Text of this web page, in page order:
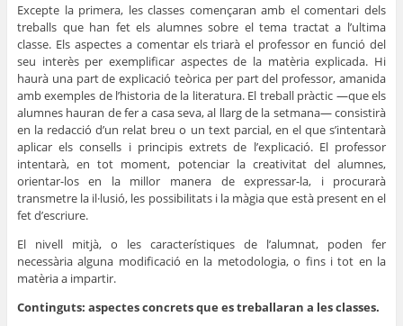
Excepte la primera, les classes començaran amb el comentari dels
treballs que han fet els alumnes sobre el tema tractat a l’ultima
classe. Els aspectes a comentar els triarà el professor en funció del
seu interès per exemplificar aspectes de la matèria explicada. Hi
haurà una part de explicació teòrica per part del professor, amanida
amb exemples de l’historia de la literatura. El treball pràctic —que els
alumnes hauran de fer a casa seva, al llarg de la setmana— consistirà
en la redacció d’un relat breu o un text parcial, en el que s’intentarà
aplicar els consells i principis extrets de l’explicació. El professor
intentarà, en tot moment, potenciar la creativitat del alumnes,
orientar-los en la millor manera de expressar-la, i procurarà
transmetre la il·lusió, les possibilitats i la màgia que està present en el
fet d’escriure.
El nivell mitjà, o les característiques de l’alumnat, poden fer
necessària alguna modificació en la metodologia, o fins i tot en la
matèria a impartir.
Continguts: aspectes concrets que es treballaran a les classes.